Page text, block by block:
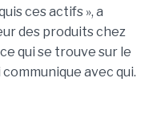
ces actifs », a
des produits chez
qui se trouve sur le
avec qui.